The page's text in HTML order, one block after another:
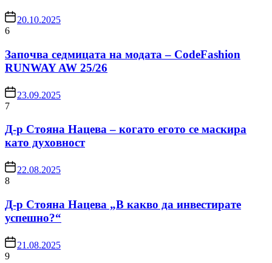
20.10.2025
6
Започва седмицата на модата – CodeFashion
RUNWAY AW 25/26
23.09.2025
7
Д-р Стояна Нацева – когато егото се маскира
като духовност
22.08.2025
8
Д-р Стояна Нацева „В какво да инвестирате
успешно?“
21.08.2025
9